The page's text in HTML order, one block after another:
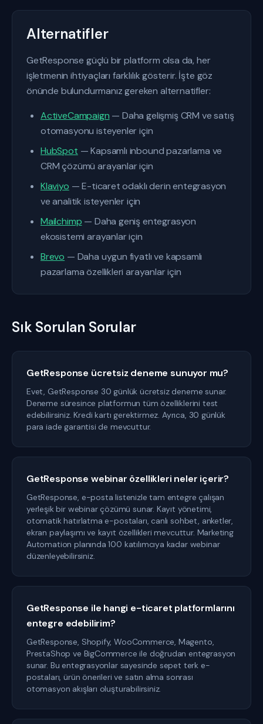
Alternatifler
GetResponse güçlü bir platform olsa da, her
işletmenin ihtiyaçları farklılık gösterir. İşte göz
önünde bulundurmanız gereken alternatifler:
ActiveCampaign — Daha gelişmiş CRM ve satış
otomasyonu isteyenler için
HubSpot — Kapsamlı inbound pazarlama ve
CRM çözümü arayanlar için
Klaviyo — E-ticaret odaklı derin entegrasyon
ve analitik isteyenler için
Mailchimp — Daha geniş entegrasyon
ekosistemi arayanlar için
Brevo — Daha uygun fiyatlı ve kapsamlı
pazarlama özellikleri arayanlar için
Sık Sorulan Sorular
GetResponse ücretsiz deneme sunuyor mu?
Evet, GetResponse 30 günlük ücretsiz deneme sunar.
Deneme süresince platformun tüm özelliklerini test
edebilirsiniz. Kredi kartı gerektirmez. Ayrıca, 30 günlük
para iade garantisi de mevcuttur.
GetResponse webinar özellikleri neler içerir?
GetResponse, e-posta listenizle tam entegre çalışan
yerleşik bir webinar çözümü sunar. Kayıt yönetimi,
otomatik hatırlatma e-postaları, canlı sohbet, anketler,
ekran paylaşımı ve kayıt özellikleri mevcuttur. Marketing
Automation planında 100 katılımcıya kadar webinar
düzenleyebilirsiniz.
GetResponse ile hangi e-ticaret platformlarını
entegre edebilirim?
GetResponse, Shopify, WooCommerce, Magento,
PrestaShop ve BigCommerce ile doğrudan entegrasyon
sunar. Bu entegrasyonlar sayesinde sepet terk e-
postaları, ürün önerileri ve satın alma sonrası
otomasyon akışları oluşturabilirsiniz.